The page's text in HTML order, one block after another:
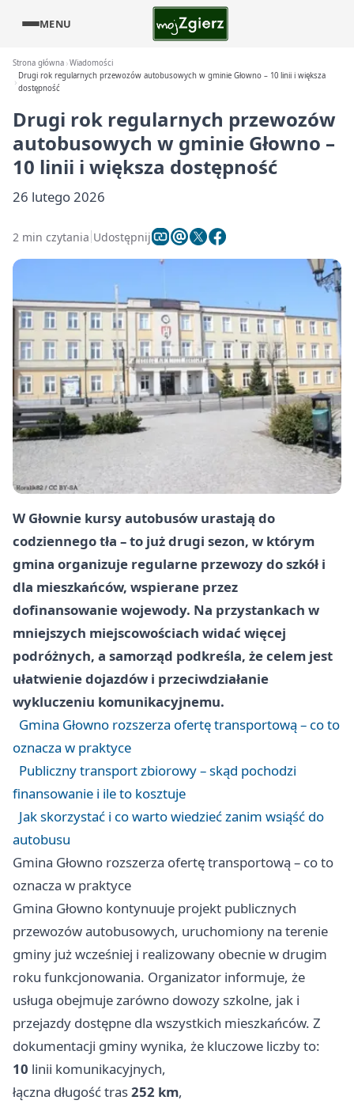
MENU
Strona główna Wiadomości
Drugi rok regularnych przewozów autobusowych w gminie Głowno – 10 linii i większa
dostępność
Drugi rok regularnych przewozów
autobusowych w gminie Głowno –
10 linii i większa dostępność
26 lutego 2026
2 min czytania Udostępnij
W Głownie kursy autobusów urastają do
codziennego tła – to już drugi sezon, w którym
gmina organizuje regularne przewozy do szkół i
dla mieszkańców, wspierane przez
dofinansowanie wojewody. Na przystankach w
mniejszych miejscowościach widać więcej
podróżnych, a samorząd podkreśla, że celem jest
ułatwienie dojazdów i przeciwdziałanie
wykluczeniu komunikacyjnemu.
Gmina Głowno rozszerza ofertę transportową – co to
oznacza w praktyce
Publiczny transport zbiorowy – skąd pochodzi
finansowanie i ile to kosztuje
Jak skorzystać i co warto wiedzieć zanim wsiąść do
autobusu
Gmina Głowno rozszerza ofertę transportową – co to
oznacza w praktyce
Gmina Głowno kontynuuje projekt publicznych
przewozów autobusowych, uruchomiony na terenie
gminy już wcześniej i realizowany obecnie w drugim
roku funkcjonowania. Organizator informuje, że
usługa obejmuje zarówno dowozy szkolne, jak i
przejazdy dostępne dla wszystkich mieszkańców. Z
dokumentacji gminy wynika, że kluczowe liczby to:
10 linii komunikacyjnych,
łączna długość tras252 km,